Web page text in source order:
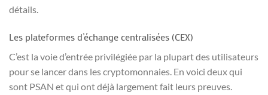
détails.
Les plateformes d’échange centralisées (CEX)
C’est la voie d’entrée privilégiée par la plupart des utilisateurs
pour se lancer dans les cryptomonnaies. En voici deux qui
sont PSAN et qui ont déjà largement fait leurs preuves.